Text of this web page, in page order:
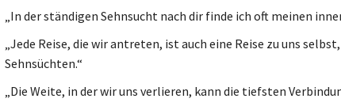
„In der ständigen Sehnsucht nach dir finde ich oft meinen
„Jede Reise, die wir antreten, ist auch eine Reise zu uns
Sehnsüchten.“
„Die Weite, in der wir uns verlieren, kann die tiefsten